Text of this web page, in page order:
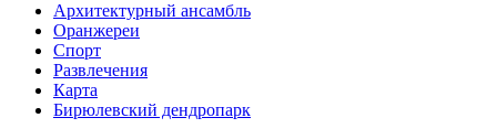
Архитектурный ансамбль
Оранжереи
Спорт
Развлечения
Карта
Бирюлевский дендропарк